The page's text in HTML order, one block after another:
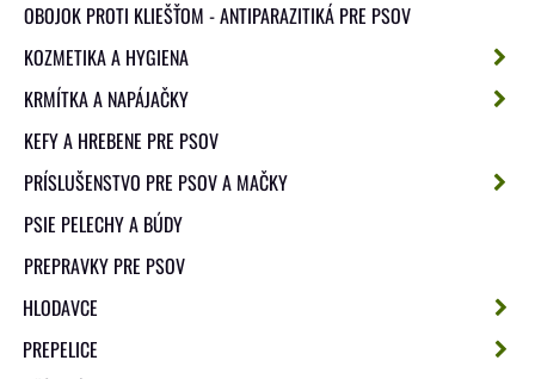
OBOJOK PROTI KLIEŠŤOM - ANTIPARAZITIKÁ PRE PSOV
KOZMETIKA A HYGIENA
KRMÍTKA A NAPÁJAČKY
KEFY A HREBENE PRE PSOV
PRÍSLUŠENSTVO PRE PSOV A MAČKY
PSIE PELECHY A BÚDY
PREPRAVKY PRE PSOV
HLODAVCE
PREPELICE